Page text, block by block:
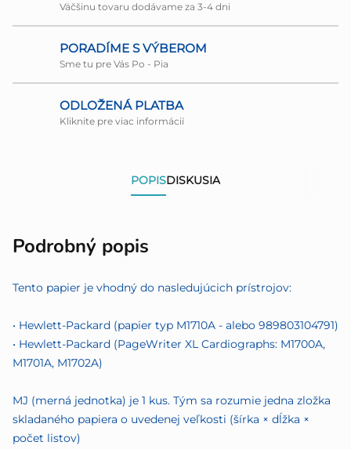
Väčšinu tovaru dodávame za 3-4 dni
PORADÍME S VÝBEROM
Sme tu pre Vás Po - Pia
ODLOŽENÁ PLATBA
Kliknite pre viac informácií
POPISDISKUSIA
Podrobný popis
Tento papier je vhodný do nasledujúcich prístrojov:
• Hewlett-Packard (papier typ M1710A - alebo 989803104791)
• Hewlett-Packard (PageWriter XL Cardiographs: M1700A,
M1701A, M1702A)
MJ (merná jednotka) je 1 kus. Tým sa rozumie jedna zložka
skladaného papiera o uvedenej veľkosti (šírka × dĺžka ×
počet listov)